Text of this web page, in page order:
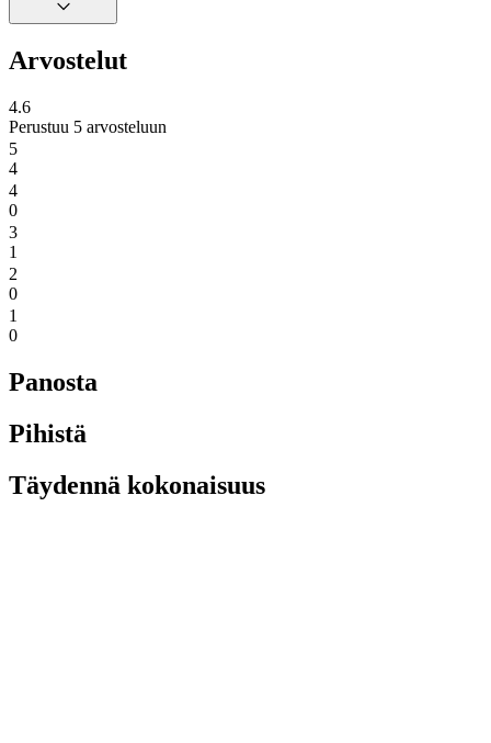
Arvostelut
4.6
Perustuu 5 arvosteluun
5
4
4
0
3
1
2
0
1
0
Panosta
Pihistä
Täydennä kokonaisuus